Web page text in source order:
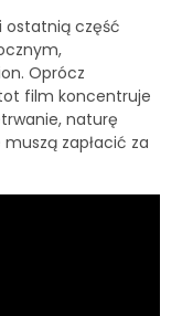
ostatnią część
Oprócz
film koncentruje
naturę
zapłacić za